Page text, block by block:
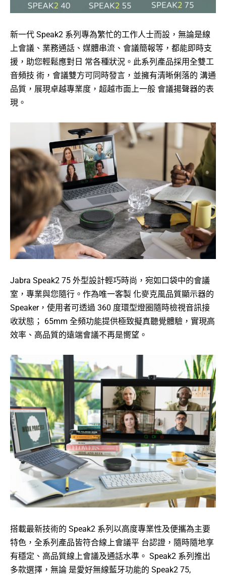
新一代 Speak2 系列專為繁忙的工作人士而設，無論是線
上會議、業務通話、媒體串流、會議簡報等，都能即時支
援，助您輕鬆應對日 常各種狀況。此系列產品採用全雙工
音頻技 術，會議雙方可同時發言，並擁有清晰俐落的 溝通
品質，展現卓越專業度，超越市面上一般 會議揚聲器的表
現。
Jabra Speak2 75 外型設計輕巧時尚，宛如口袋中的會議
室，專業與您隨行。作為唯一客製 化麥克風品質顯示器的
Speaker，使用者可透過 360 度環型燈圈隨時檢視音訊接
收狀態； 65mm 全頻功能提供極致擬真聽覺體驗，實現高
效率、高品質的遠端會議不再是嚮望。
搭載最新技術的 Speak2 系列以高度專業性及便攜為主要
特色，全系列產品皆符合線上會議平 台認證，隨時隨地享
有穩定、高品質線上會議及通話水準。 Speak2 系列推出
多款選擇，無論 是愛好無線藍牙功能的 Speak2 75,